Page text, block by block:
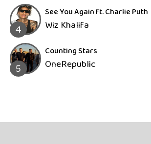
4
See You Again ft. Charlie Puth
Wiz Khalifa
5
Counting Stars
OneRepublic